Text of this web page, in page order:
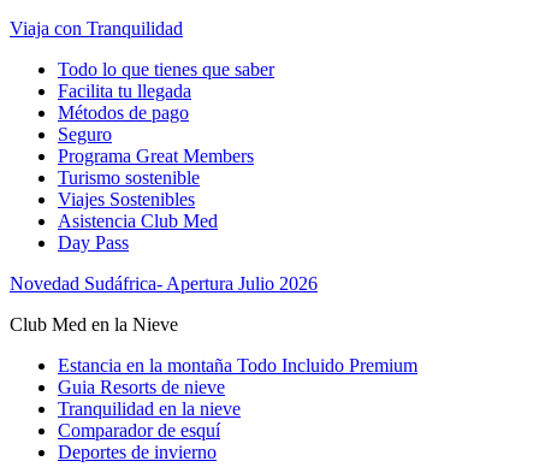
Viaja con Tranquilidad
Todo lo que tienes que saber
Facilita tu llegada
Métodos de pago
Seguro
Programa Great Members
Turismo sostenible
Viajes Sostenibles
Asistencia Club Med
Day Pass
Novedad Sudáfrica- Apertura Julio 2026
Club Med en la Nieve
Estancia en la montaña Todo Incluido Premium
Guia Resorts de nieve
Tranquilidad en la nieve
Comparador de esquí
Deportes de invierno